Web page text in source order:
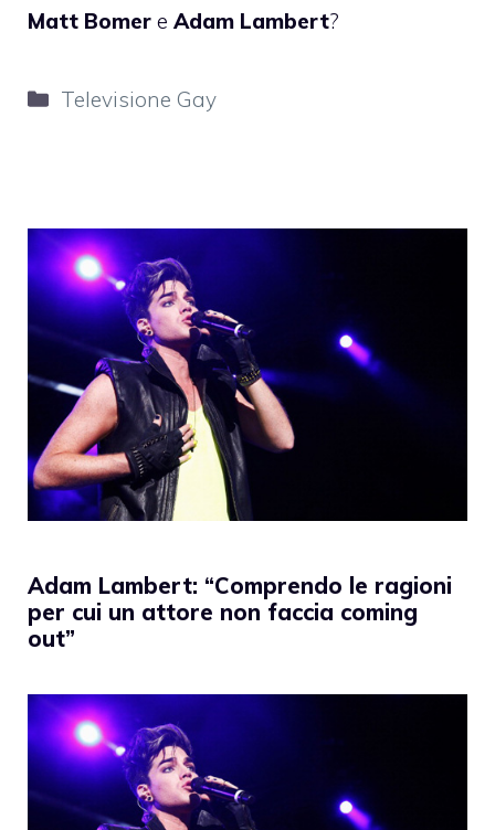
Matt Bomer e Adam Lambert?
Categorie
Televisione Gay
Adam Lambert: “Comprendo le ragioni
per cui un attore non faccia coming
out”